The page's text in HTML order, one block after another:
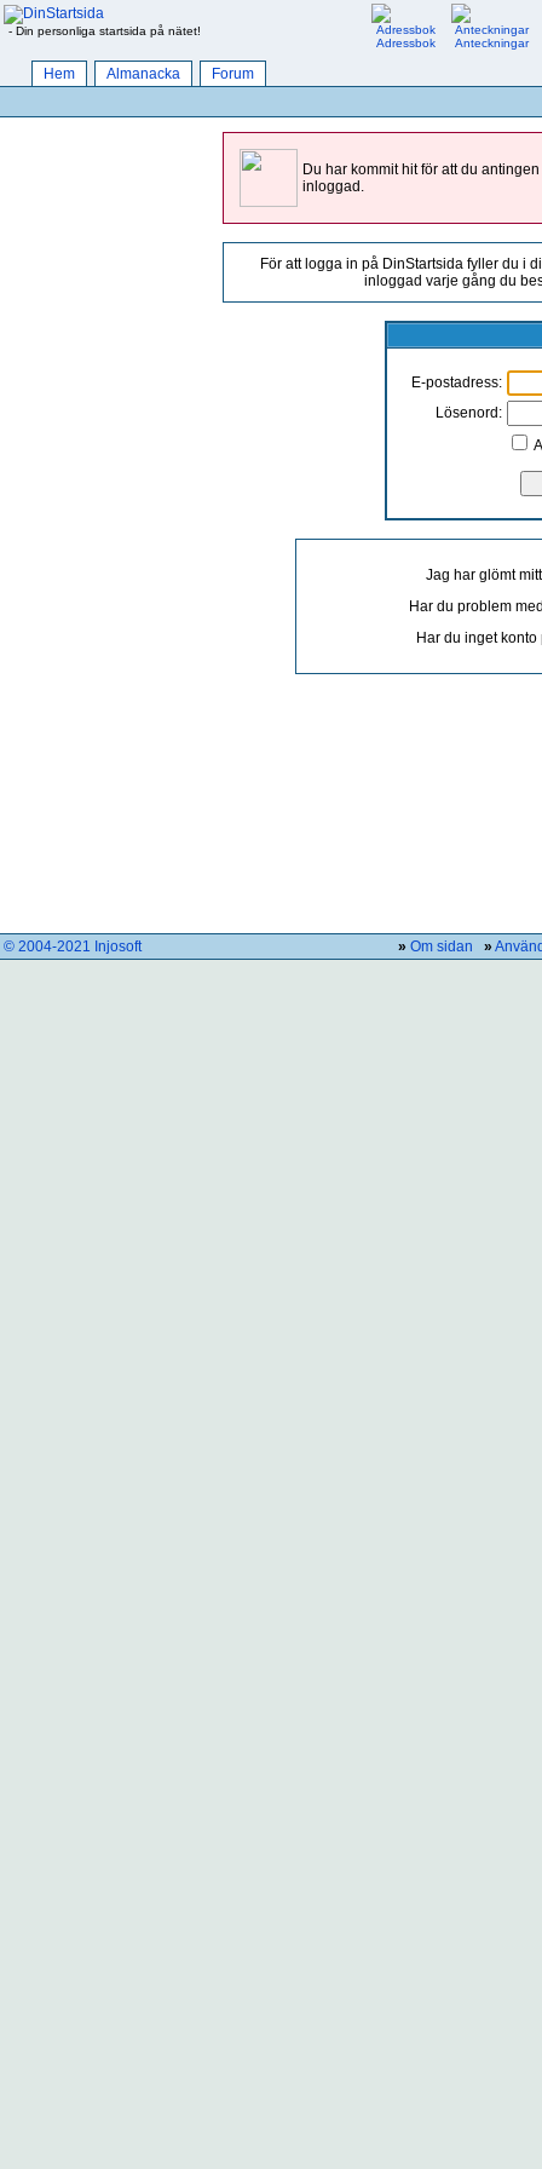
- Din personliga startsida på nätet!
Adressbok
Anteckningar
Hem Almanacka Forum
Du har kommit hit för att du
inloggad.
För att logga in på DinStartsida fyller du i
inloggad varje gång du
E-postadress:
Lösenord:
Jag har glömt
Har du problem
Har du inget
© 2004-2021 Injosoft » Om sidan »